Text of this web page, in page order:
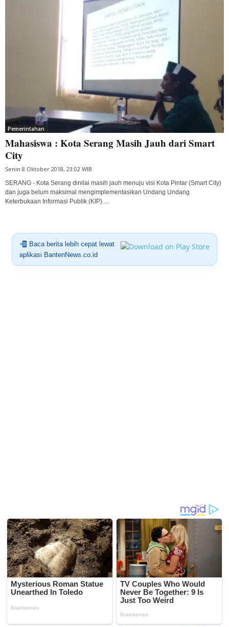
Pemerintahan
Mahasiswa : Kota Serang Masih Jauh dari Smart
City
Senin 8 Oktober 2018, 23:02 WIB
SERANG - Kota Serang dinilai masih jauh menuju visi Kota Pintar (Smart City)
dan juga belum maksimal mengimplementasikan Undang Undang
Keterbukaan Informasi Publik (KIP)....
Baca berita lebih cepat lewat
aplikasi BantenNews.co.id